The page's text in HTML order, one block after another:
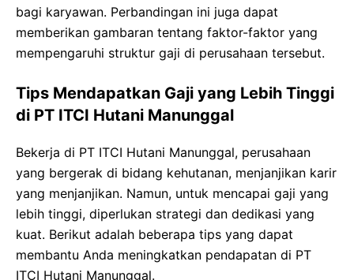
bagi karyawan. Perbandingan ini juga dapat
memberikan gambaran tentang faktor-faktor yang
mempengaruhi struktur gaji di perusahaan tersebut.
Tips Mendapatkan Gaji yang Lebih Tinggi
di PT ITCI Hutani Manunggal
Bekerja di PT ITCI Hutani Manunggal, perusahaan
yang bergerak di bidang kehutanan, menjanjikan karir
yang menjanjikan. Namun, untuk mencapai gaji yang
lebih tinggi, diperlukan strategi dan dedikasi yang
kuat. Berikut adalah beberapa tips yang dapat
membantu Anda meningkatkan pendapatan di PT
ITCI Hutani Manunggal.